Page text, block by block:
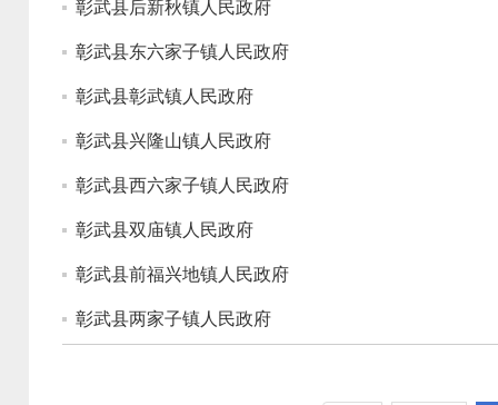
彰武县后新秋镇人民政府
彰武县东六家子镇人民政府
彰武县彰武镇人民政府
彰武县兴隆山镇人民政府
彰武县西六家子镇人民政府
彰武县双庙镇人民政府
彰武县前福兴地镇人民政府
彰武县两家子镇人民政府